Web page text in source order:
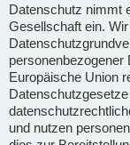
Datenschutz nimmt
Gesellschaft ein.
personenbezogener
Europäische Union
und nutzen